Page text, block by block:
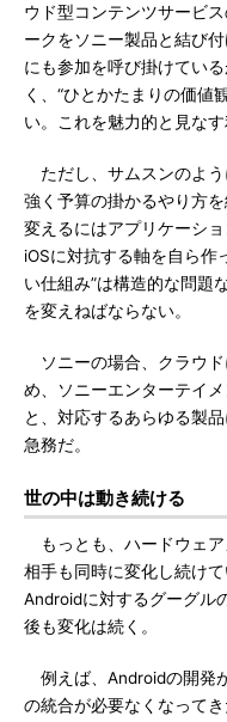
ウド型コンテンツサービ
ークをソニー製品と結び
にも参加を呼び掛けてい
く、“ひとかたまりの価値
い。これを魅力的と見な
ただし、サムスンのよ
強く予算の掛かるやり方
変えるにはアプリケーシ
iOSに対抗する軸を自ら作
い仕組み”は構造的な問題
を変えねばならない。
ソニーの場合、クラウ
め、ソニーエンターテイ
と、対応するあらゆる製
急務だ。
世の中は動き続ける
もっとも、ハードウェア
相手も同時に変化し続け
Androidに対するグーグル
後も変化は続く。
例えば、Androidの開発
の統合が必要なくなって